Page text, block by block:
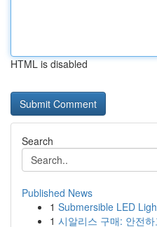
HTML is disabled
Search
Published News
1 Submersible LED
1 시알리스 구매: 안전